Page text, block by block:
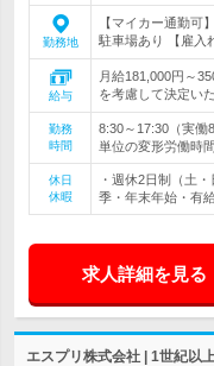
勤務地
【マイカー通勤
駐車場あり 【雇入
給与
月給181,000円～
を考慮して決定い
勤務
時間
8:30～17:30（実
単位の変形労働時
休日
休暇
・週休2日制（土
季・年末年始・有
求人詳細を見る
エスプリ株式会社 | 1世紀以